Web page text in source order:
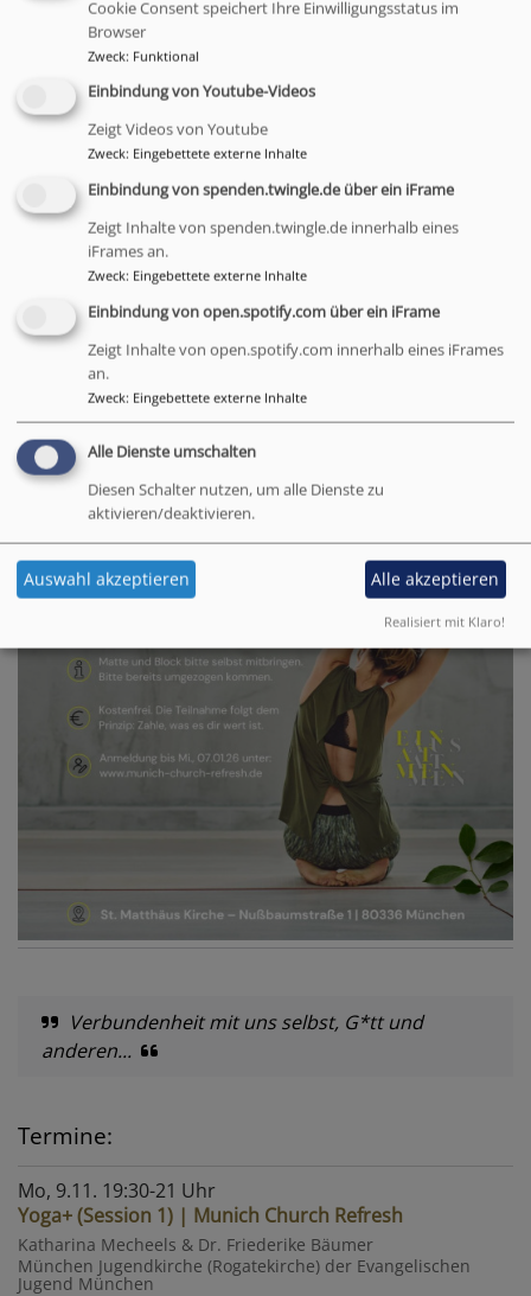
Wandlung braucht Mut. In Balance, Vertrauen & Kraft
erforschen wir: Was möchte sich wandeln? Was darf
bleiben? Was sich lösen? Ein Abend zwischen
Festhalten & Loslassen.
Yoga+ am 11.02.26 - Neu werden
Yogalehrerin Rieke
Ein innerer Frühling beginnt. Öffnende Sequenzen,
Weite & Ganzwerdung. Ein Licht, das wir mitnehmen –
in uns & hinaus in die Welt.
Verbundenheit mit uns selbst, G*tt und
anderen...
Termine:
Mo, 9.11. 19:30-21 Uhr
Yoga+ (Session 1) | Munich Church Refresh
Katharina Mecheels & Dr. Friederike Bäumer
München Jugendkirche (Rogatekirche) der Evangelischen
Jugend München
Cookie Consent speichert Ihre Einwilligungsstatus im
Browser
Zweck: Funktional
Einbindung von Youtube-Videos
Zeigt Videos von Youtube
Zweck: Eingebettete externe Inhalte
Einbindung von spenden.twingle.de über ein iFrame
Zeigt Inhalte von spenden.twingle.de innerhalb eines
iFrames an.
Zweck: Eingebettete externe Inhalte
Einbindung von open.spotify.com über ein iFrame
Zeigt Inhalte von open.spotify.com innerhalb eines iFrames
an.
Zweck: Eingebettete externe Inhalte
Alle Dienste umschalten
Diesen Schalter nutzen, um alle Dienste zu
aktivieren/deaktivieren.
Auswahl akzeptieren Alle akzeptieren
Realisiert mit Klaro!